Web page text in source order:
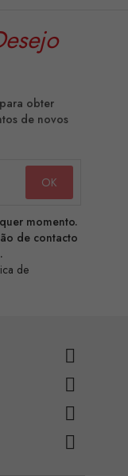
obter
de novos
momento.
de contacto
de



